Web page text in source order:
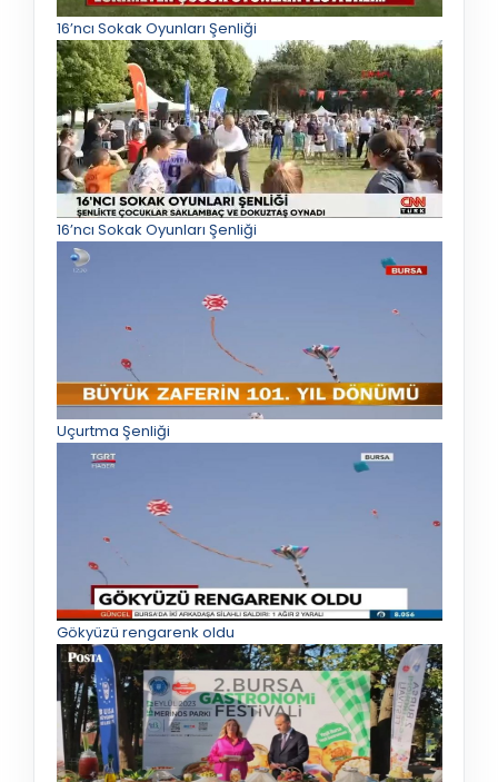
16’ncı Sokak Oyunları Şenliği
16’ncı Sokak Oyunları Şenliği
Uçurtma Şenliği
Gökyüzü rengarenk oldu